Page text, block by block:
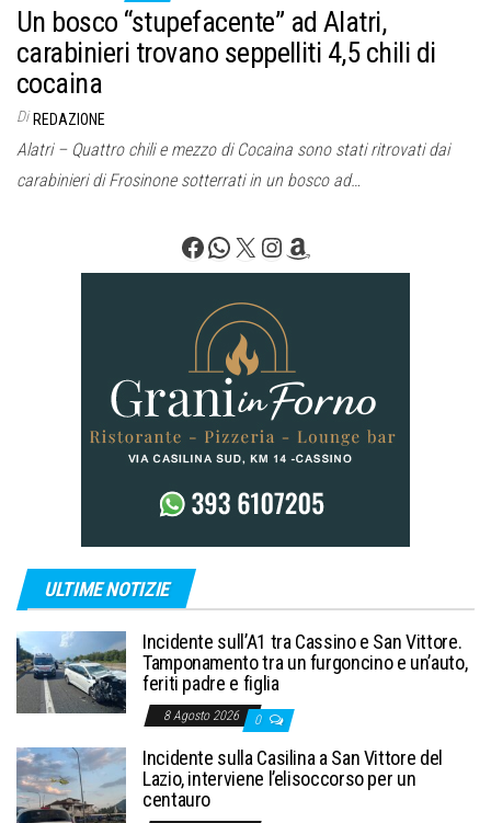
Un bosco “stupefacente” ad Alatri,
carabinieri trovano seppelliti 4,5 chili di
cocaina
Di REDAZIONE
Alatri – Quattro chili e mezzo di Cocaina sono stati ritrovati dai
carabinieri di Frosinone sotterrati in un bosco ad…
Facebook
WhatsApp
X Instagram
Amazon
ULTIME NOTIZIE
Incidente sull’A1 tra Cassino e San Vittore.
Tamponamento tra un furgoncino e un’auto,
feriti padre e figlia
8 Agosto 2026 0
Incidente sulla Casilina a San Vittore del
Lazio, interviene l’elisoccorso per un
centauro